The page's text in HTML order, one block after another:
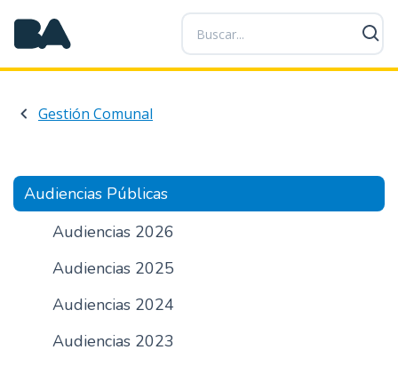
P
a
s
a
o
Gestión Comunal
Audiencias Públicas
Audiencias 2026
Audiencias 2025
Audiencias 2024
Audiencias 2023